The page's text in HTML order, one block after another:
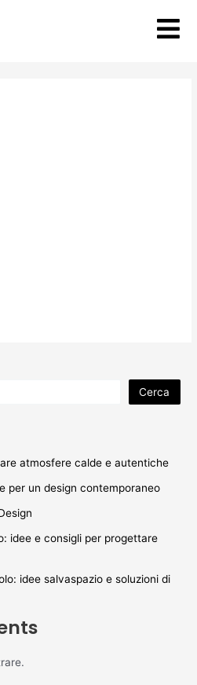
Cerca
atmosfere calde e autentiche
per un design contemporaneo
idee e consigli per progettare
idee salvaspazio e soluzioni di